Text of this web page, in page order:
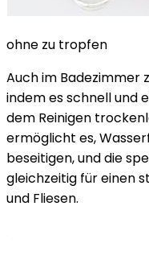
ohne zu tropfen
Auch im Badezimmer
indem es schnell und
dem Reinigen
ermöglicht es,
beseitigen, und die
gleichzeitig für einen
und Fliesen.